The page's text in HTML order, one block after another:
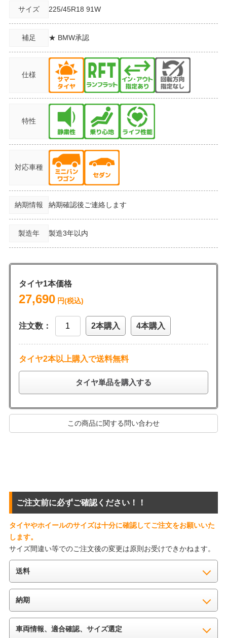
サイズ 225/45R18 91W
補足 ★ BMW承認
仕様
特性
対応車種
納期情報 納期確認後ご連絡します
製造年 製造3年以内
タイヤ1本価格
27,690円(税込)
注文数： 2本購入 4本購入
タイヤ2本以上購入で送料無料
タイヤ単品を購入する
この商品に関する問い合わせ
ご注文前に必ずご確認ください！！
タイヤやホイールのサイズは十分に確認してご注文をお願いいた
します。
サイズ間違い等でのご注文後の変更は原則お受けできかねます。
送料
納期
車両情報、適合確認、サイズ選定